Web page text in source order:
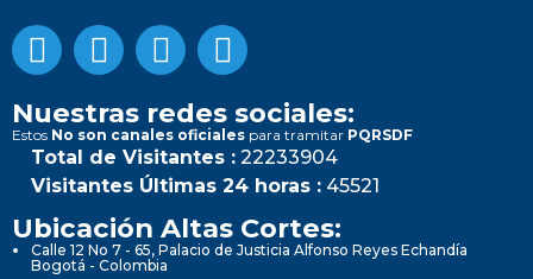
Nuestras redes sociales:
Estos No son canales oficiales para tramitar PQRSDF
Total de Visitantes : 22233904
Visitantes Últimas 24 horas : 45521
Ubicación Altas Cortes:
Calle 12 No 7 - 65, Palacio de Justicia Alfonso Reyes Echandía
Bogotá - Colombia